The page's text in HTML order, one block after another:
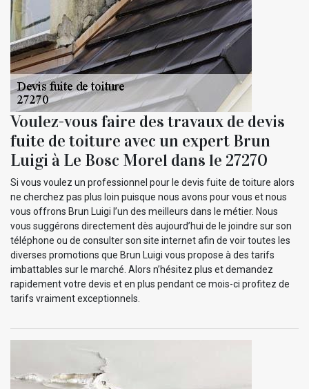
Voulez-vous faire des travaux de devis
fuite de toiture avec un expert Brun
Luigi à Le Bosc Morel dans le 27270
Si vous voulez un professionnel pour le devis fuite de toiture alors
ne cherchez pas plus loin puisque nous avons pour vous et nous
vous offrons Brun Luigi l’un des meilleurs dans le métier. Nous
vous suggérons directement dès aujourd’hui de le joindre sur son
téléphone ou de consulter son site internet afin de voir toutes les
diverses promotions que Brun Luigi vous propose à des tarifs
imbattables sur le marché. Alors n’hésitez plus et demandez
rapidement votre devis et en plus pendant ce mois-ci profitez de
tarifs vraiment exceptionnels.